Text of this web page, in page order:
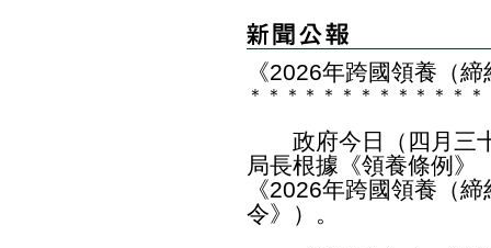
《2026年跨國領養（
＊ ＊ ＊ ＊ ＊ ＊ ＊ ＊ ＊ ＊ ＊ ＊ ＊
政府今日（四月三十
局長根據《領養條例》
《2026年跨國領養（
令》）。